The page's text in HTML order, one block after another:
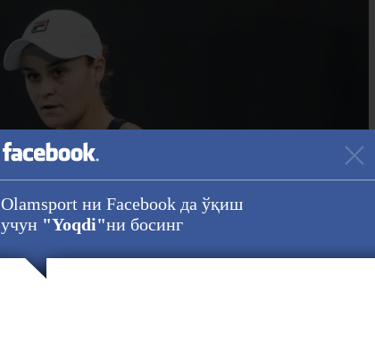
Olamsport ни Facebook да ўқиш
учун "Yoqdi"ни босинг